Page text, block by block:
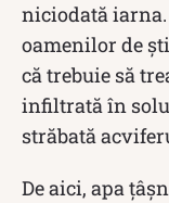
niciodată iarna.
oamenilor de
că trebuie să
infiltrată în
străbată
De aici, apa